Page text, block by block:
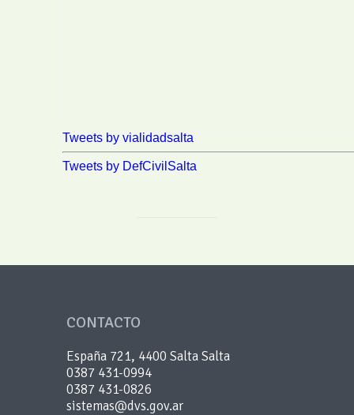
Tweets by vialidadsalta
Tweets by DefCivilSalta
CONTACTO
España 721, 4400 Salta Salta
0387 431-0994
0387 431-0826
sistemas@dvs.gov.ar